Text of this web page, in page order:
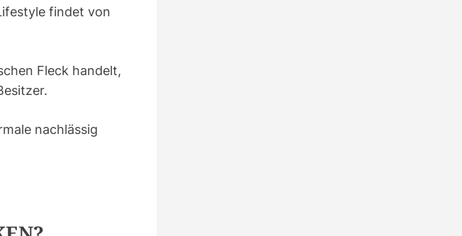
findet von
Fleck handelt,
nachlässig